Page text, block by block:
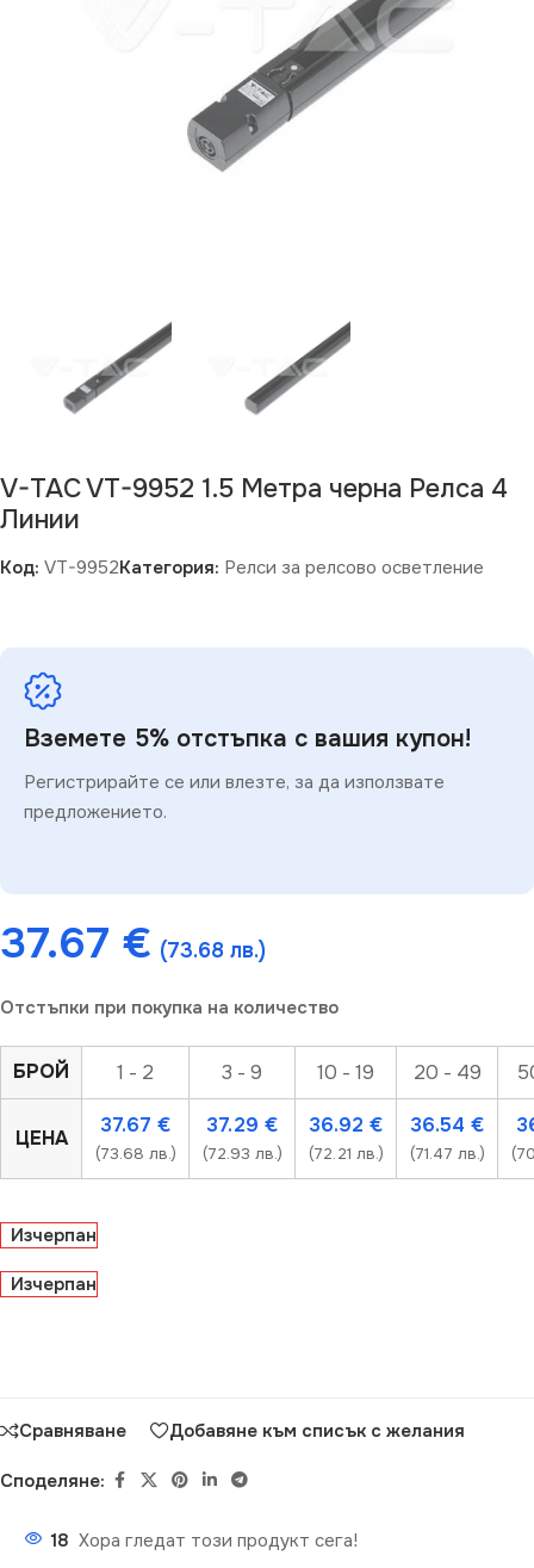
V-TAC VT-9952 1.5 Метра черна Релса 4
Линии
Код: VT-9952Категория: Релси за релсово осветление
Вземете 5% отстъпка с вашия купон!
Регистрирайте се или влезте, за да използвате
предложението.
37.67 € (73.68 лв.)
Отстъпки при покупка на количество
БРОЙ 1 - 2 3 - 9 10 - 19 20 - 49
ЦЕНА
37.67 €
(73.68 лв.)
37.29 €
(72.93 лв.)
36.92 €
(72.21 лв.)
36.54 €
(71.47 лв.)
Изчерпан
Изчерпан
Сравняване Добавяне към списък с желания
Споделяне:
18 Хора гледат този продукт сега!